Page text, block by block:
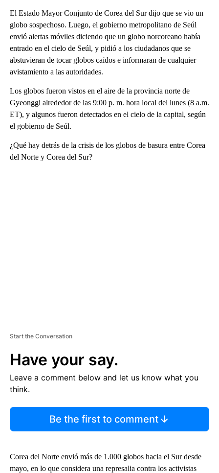
El Estado Mayor Conjunto de Corea del Sur dijo que se vio un
globo sospechoso. Luego, el gobierno metropolitano de Seúl
envió alertas móviles diciendo que un globo norcoreano había
entrado en el cielo de Seúl, y pidió a los ciudadanos que se
abstuvieran de tocar globos caídos e informaran de cualquier
avistamiento a las autoridades.
Los globos fueron vistos en el aire de la provincia norte de
Gyeonggi alrededor de las 9:00 p. m. hora local del lunes (8 a.m.
ET), y algunos fueron detectados en el cielo de la capital, según
el gobierno de Seúl.
¿Qué hay detrás de la crisis de los globos de basura entre Corea
del Norte y Corea del Sur?
Start the Conversation
Have your say.
Leave a comment below and let us know what you
think.
Be the first to comment
Corea del Norte envió más de 1.000 globos hacia el Sur desde
mayo, en lo que considera una represalia contra los activistas